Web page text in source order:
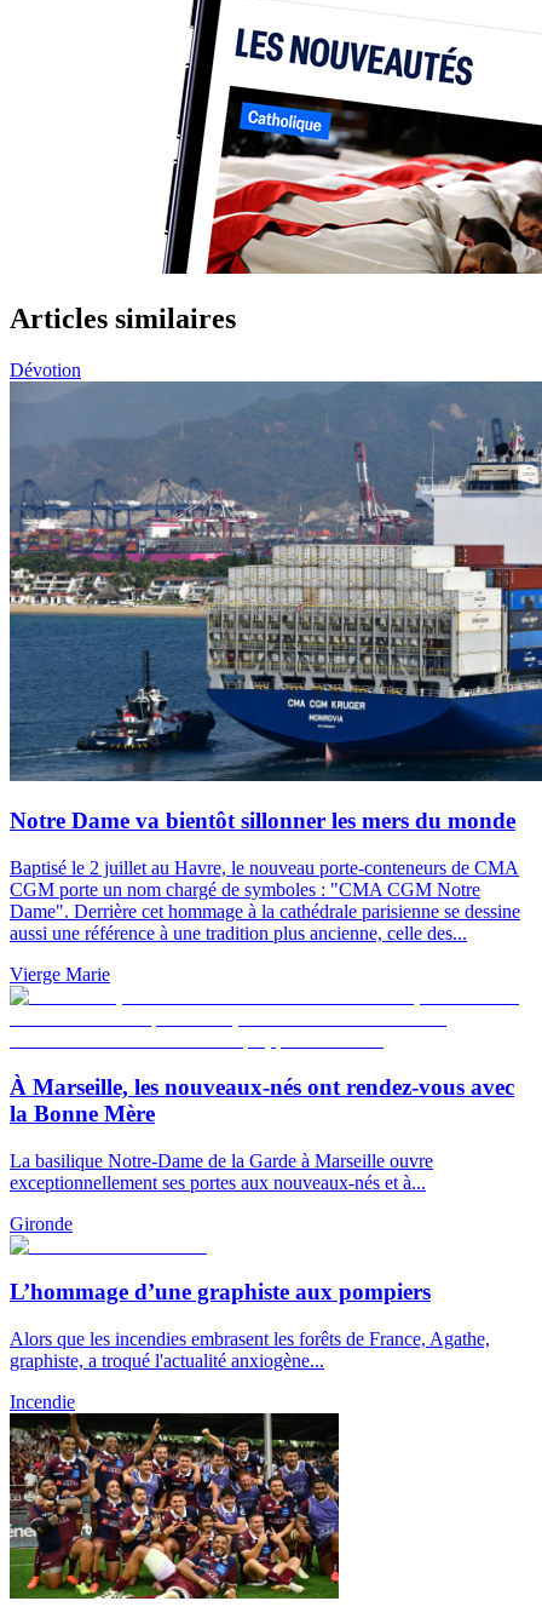
Articles similaires
Dévotion
Notre Dame va bientôt sillonner les mers du monde
Baptisé le 2 juillet au Havre, le nouveau porte-conteneurs de CMA
CGM porte un nom chargé de symboles : "CMA CGM Notre
Dame". Derrière cet hommage à la cathédrale parisienne se dessine
aussi une référence à une tradition plus ancienne, celle des...
Vierge Marie
À Marseille, les nouveaux-nés ont rendez-vous avec
la Bonne Mère
La basilique Notre-Dame de la Garde à Marseille ouvre
exceptionnellement ses portes aux nouveaux-nés et à...
Gironde
L’hommage d’une graphiste aux pompiers
Alors que les incendies embrasent les forêts de France, Agathe,
graphiste, a troqué l'actualité anxiogène...
Incendie